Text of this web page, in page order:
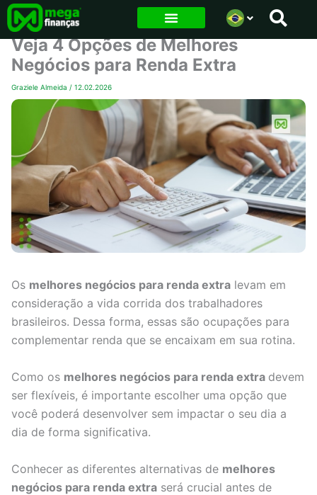
para
conteúdo
Veja 4 Opções de Melhores
Negócios para Renda Extra
Graziele Almeida / 12.02.2026
Os melhores negócios para renda extra levam em
consideração a vida corrida dos trabalhadores
brasileiros. Dessa forma, essas são ocupações para
complementar renda que se encaixam em sua rotina.
Como os melhores negócios para renda extra devem
ser flexíveis, é importante escolher uma opção que
você poderá desenvolver sem impactar o seu dia a
dia de forma significativa.
Conhecer as diferentes alternativas de melhores
negócios para renda extra será crucial antes de